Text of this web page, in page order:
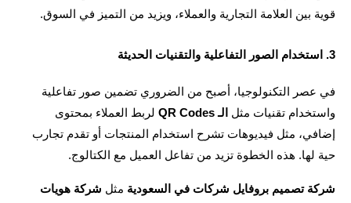
بين العلامة التجارية والعملاء، ويزيد من التميز في السوق.
في عصر التكنولوجيا، أصبح من الضروري تضمين صور تفاعلية
تقنيات مثل الـ QR Codes
لربط العملاء بمحتوى
إضافي، مثل فيديوهات تشرح استخدام المنتجات أو تقدم تجارب
لها. هذه الخطوة تزيد من تفاعل العميل مع الكتالوج.
تصميم بروفايل شركات في السعودية مثل شركة هويات